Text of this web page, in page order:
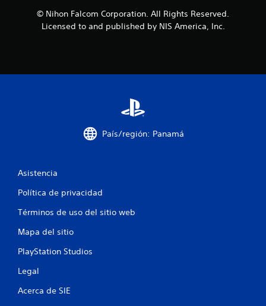
© Nihon Falcom Corporation. All Rights Reserved.
Licensed to and published by NIS America, Inc.
País/región: Panamá
Asistencia
Política de privacidad
Términos de uso del sitio web
Mapa del sitio
PlayStation Studios
Legal
Acerca de SIE